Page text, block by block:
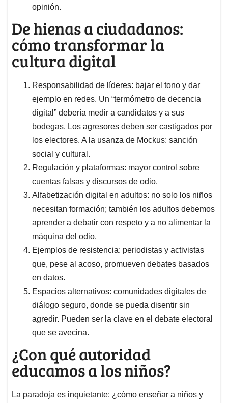
opinión.
De hienas a ciudadanos:
cómo transformar la
cultura digital
Responsabilidad de líderes: bajar el tono y dar
ejemplo en redes. Un “termómetro de decencia
digital” debería medir a candidatos y a sus
bodegas. Los agresores deben ser castigados por
los electores. A la usanza de Mockus: sanción
social y cultural.
Regulación y plataformas: mayor control sobre
cuentas falsas y discursos de odio.
Alfabetización digital en adultos: no solo los niños
necesitan formación; también los adultos debemos
aprender a debatir con respeto y a no alimentar la
máquina del odio.
Ejemplos de resistencia: periodistas y activistas
que, pese al acoso, promueven debates basados
en datos.
Espacios alternativos: comunidades digitales de
diálogo seguro, donde se pueda disentir sin
agredir. Pueden ser la clave en el debate electoral
que se avecina.
¿Con qué autoridad
educamos a los niños?
La paradoja es inquietante: ¿cómo enseñar a niños y